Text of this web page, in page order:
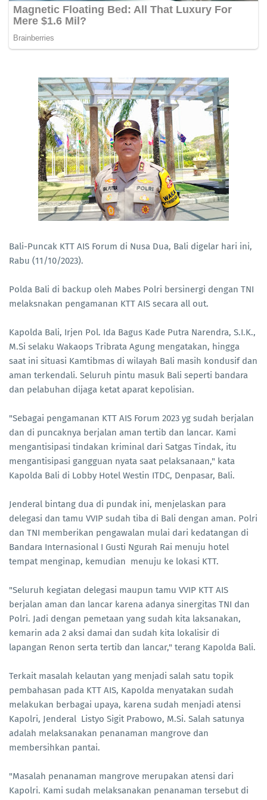
Bali-Puncak KTT AIS Forum di Nusa Dua, Bali digelar hari ini,
Rabu (11/10/2023).
Polda Bali di backup oleh Mabes Polri bersinergi dengan TNI
melaksnakan pengamanan KTT AIS secara all out.
Kapolda Bali, Irjen Pol. Ida Bagus Kade Putra Narendra, S.I.K.,
M.Si selaku Wakaops Tribrata Agung mengatakan, hingga
saat ini situasi Kamtibmas di wilayah Bali masih kondusif dan
aman terkendali. Seluruh pintu masuk Bali seperti bandara
dan pelabuhan dijaga ketat aparat kepolisian.
"Sebagai pengamanan KTT AIS Forum 2023 yg sudah berjalan
dan di puncaknya berjalan aman tertib dan lancar. Kami
mengantisipasi tindakan kriminal dari Satgas Tindak, itu
mengantisipasi gangguan nyata saat pelaksanaan," kata
Kapolda Bali di Lobby Hotel Westin ITDC, Denpasar, Bali.
Jenderal bintang dua di pundak ini, menjelaskan para
delegasi dan tamu VVIP sudah tiba di Bali dengan aman. Polri
dan TNI memberikan pengawalan mulai dari kedatangan di
Bandara Internasional I Gusti Ngurah Rai menuju hotel
tempat menginap, kemudian menuju ke lokasi KTT.
"Seluruh kegiatan delegasi maupun tamu VVIP KTT AIS
berjalan aman dan lancar karena adanya sinergitas TNI dan
Polri. Jadi dengan pemetaan yang sudah kita laksanakan,
kemarin ada 2 aksi damai dan sudah kita lokalisir di
lapangan Renon serta tertib dan lancar," terang Kapolda Bali.
Terkait masalah kelautan yang menjadi salah satu topik
pembahasan pada KTT AIS, Kapolda menyatakan sudah
melakukan berbagai upaya, karena sudah menjadi atensi
Kapolri, Jenderal Listyo Sigit Prabowo, M.Si. Salah satunya
adalah melaksanakan penanaman mangrove dan
membersihkan pantai.
"Masalah penanaman mangrove merupakan atensi dari
Kapolri. Kami sudah melaksanakan penanaman tersebut di